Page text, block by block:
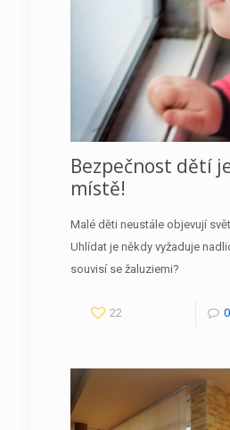
Bezpečnost dětí
místě!
Malé děti neustále objevují
Uhlídat je někdy vyžaduje
souvisí se žaluziemi?
22 0